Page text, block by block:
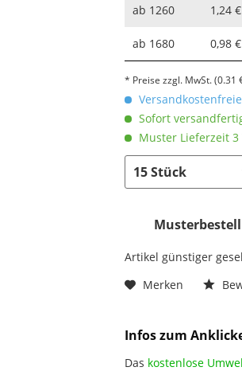
ab 1260 1,24 €
ab 1680 0,98 €
* Preise zzgl. MwSt.(0.31
Sofort
Muster Lieferzeit 3
Artikel günstiger
Merken
Infos zum
Das kostenlose